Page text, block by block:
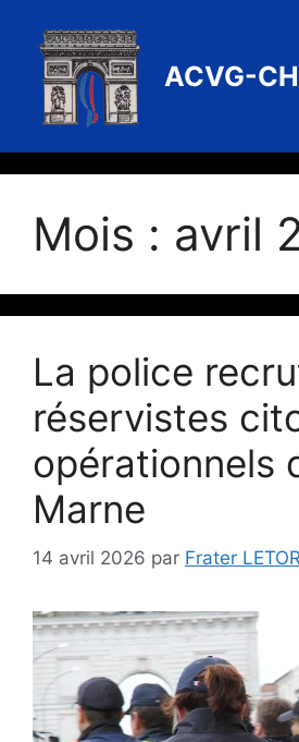
contenu
ACVG-
Mois : avril
La police
réservistes
opérationnels
Marne
14 avril 2026 par Frater